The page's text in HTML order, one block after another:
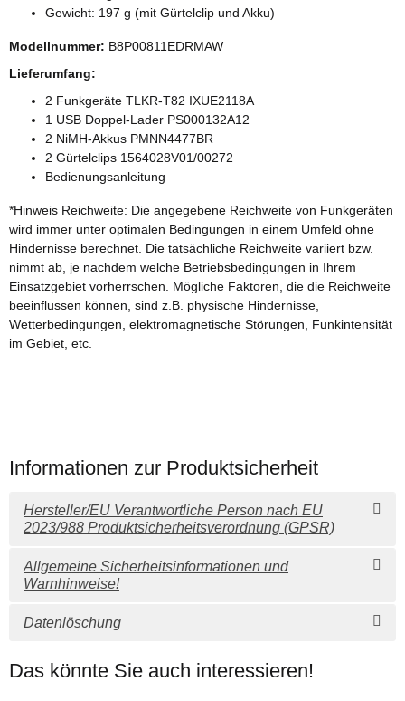
Gewicht: 197 g (mit Gürtelclip und Akku)
Modellnummer: B8P00811EDRMAW
Lieferumfang:
2 Funkgeräte TLKR-T82 IXUE2118A
1 USB Doppel-Lader PS000132A12
2 NiMH-Akkus PMNN4477BR
2 Gürtelclips 1564028V01/00272
Bedienungsanleitung
*Hinweis Reichweite: Die angegebene Reichweite von Funkgeräten
wird immer unter optimalen Bedingungen in einem Umfeld ohne
Hindernisse berechnet. Die tatsächliche Reichweite variiert bzw.
nimmt ab, je nachdem welche Betriebsbedingungen in Ihrem
Einsatzgebiet vorherrschen. Mögliche Faktoren, die die Reichweite
beeinflussen können, sind z.B. physische Hindernisse,
Wetterbedingungen, elektromagnetische Störungen, Funkintensität
im Gebiet, etc.
Informationen zur Produktsicherheit
Hersteller/EU Verantwortliche Person nach EU
2023/988 Produktsicherheitsverordnung (GPSR)
Allgemeine Sicherheitsinformationen und
Warnhinweise!
Datenlöschung
Das könnte Sie auch interessieren!